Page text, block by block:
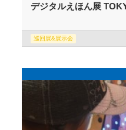
デジタルえほん展
巡回展&展示会